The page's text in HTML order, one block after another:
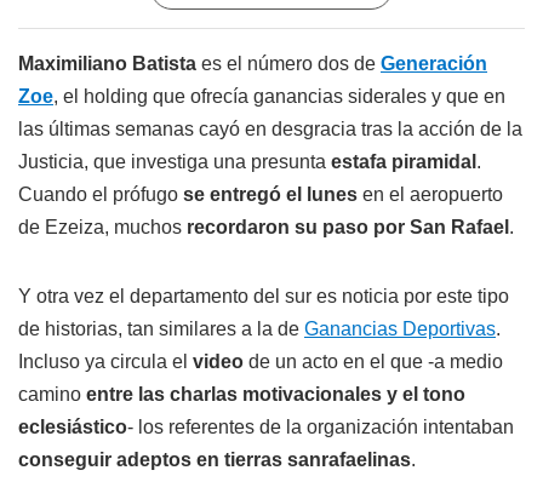
Maximiliano Batista es el número dos de Generación
Zoe, el holding que ofrecía ganancias siderales y que en
las últimas semanas cayó en desgracia tras la acción de la
Justicia, que investiga una presunta estafa piramidal .
Cuando el prófugo se entregó el lunes en el aeropuerto
de Ezeiza, muchos recordaron su paso por San Rafael .
Y otra vez el departamento del sur es noticia por este tipo
de historias, tan similares a la de Ganancias Deportivas.
Incluso ya circula el video de un acto en el que -a medio
camino entre las charlas motivacionales y el tono
eclesiástico- los referentes de la organización intentaban
conseguir adeptos en tierras sanrafaelinas.